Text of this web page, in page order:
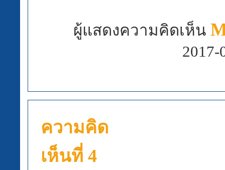
ผู้แสดงความคิดเห็น
2017-
ความคิด
เห็นที่ 4